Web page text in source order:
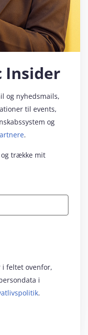
Insider
og nyhedsmails,
til events,
og
.
og trække mit
feltet ovenfor,
i
.